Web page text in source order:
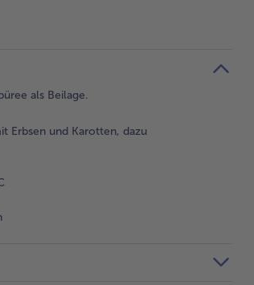
als Beilage.
Erbsen und Karotten, dazu